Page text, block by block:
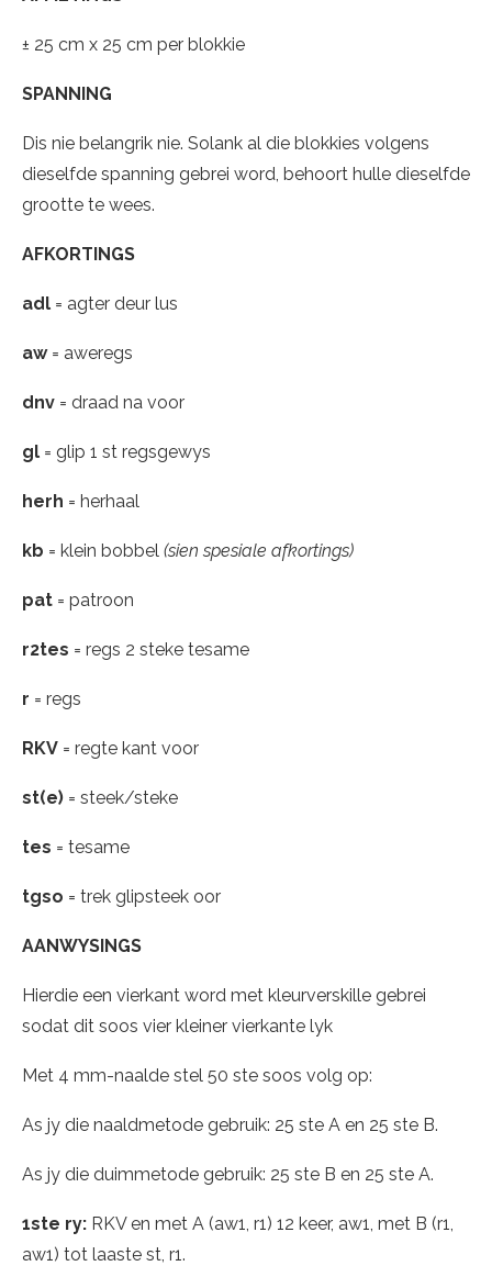
± 25 cm x 25 cm per blokkie
SPANNING
Dis nie belangrik nie. Solank al die blokkies volgens
dieselfde spanning gebrei word, behoort hulle dieselfde
grootte te wees.
AFKORTINGS
adl = agter deur lus
aw = aweregs
dnv = draad na voor
gl = glip 1 st regsgewys
herh = herhaal
kb = klein bobbel (sien spesiale afkortings)
pat = patroon
r2tes = regs 2 steke tesame
r = regs
RKV = regte kant voor
st(e) = steek/steke
tes = tesame
tgso = trek glipsteek oor
AANWYSINGS
Hierdie een vierkant word met kleurverskille gebrei
sodat dit soos vier kleiner vierkante lyk
Met 4 mm-naalde stel 50 ste soos volg op:
As jy die naaldmetode gebruik: 25 ste A en 25 ste B.
As jy die duimmetode gebruik: 25 ste B en 25 ste A.
1ste ry: RKV en met A (aw1, r1) 12 keer, aw1, met B (r1,
aw1) tot laaste st, r1.